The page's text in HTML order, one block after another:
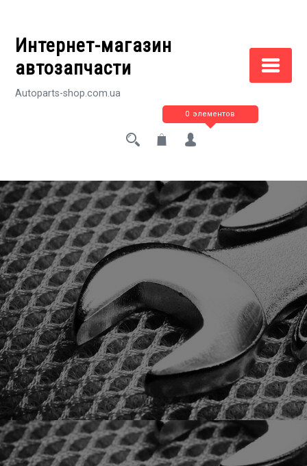
содержимому
Интернет-магазин
автозапчасти
Autoparts-shop.com.ua
0 элементов